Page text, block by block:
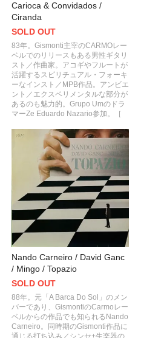
Carioca & Convidados /
Ciranda
SOLD OUT
83年。Gismonti主宰のCARMOレー
ベルでのリリースもある男性ギタリ
スト／作曲家。アコギやフルートが
活躍するスピリチュアル・フォーキ
ーなインスト／MPB作品。アンビエ
ント／エクスペリメンタルな部分が
あるのも魅力的。Grupo Umのドラ
マーZe Eduardo Nazario参加。 ［
Nando Carneiro / David Ganc
/ Mingo / Topazio
SOLD OUT
88年。元「A Barca Do Sol」のメン
バーであり、GismontiのCarmoレー
ベルからの作品でも知られるNando
Carneiro。同時期のGismonti作品に